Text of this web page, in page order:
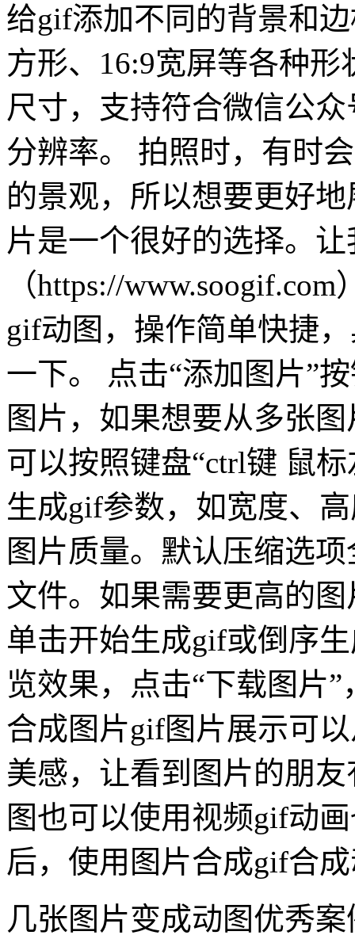
给gif添加不同的背景和
方形、16:9宽屏等各种
尺寸，支持符合微信公
分辨率。 拍照时，有时
的景观，所以想要更好
片是一个很好的选择。
（https://
gif动图，操作简单快捷
一下。 点击“添加图片”
图片，如果想要从多张
可以按照键盘“ctrl键 鼠
生成gif参数，如宽度、
图片质量。默认压缩选
文件。如果需要更高的
单击开始生成gif或倒序
览效果，点击“下载图片
合成图片gif图片展示可
美感，让看到图片的朋
图也可以使用视频gif动
后，使用图片合成gif合
几张图片变成动图优秀案